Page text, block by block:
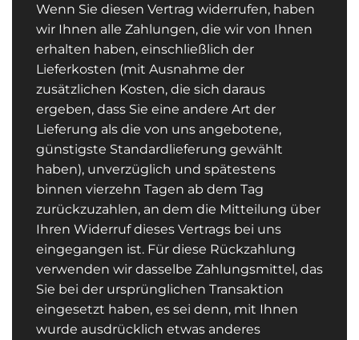
Wenn Sie diesen Vertrag widerrufen, haben
wir Ihnen alle Zahlungen, die wir von Ihnen
erhalten haben, einschließlich der
Lieferkosten (mit Ausnahme der
zusätzlichen Kosten, die sich daraus
ergeben, dass Sie eine andere Art der
Lieferung als die von uns angebotene,
günstigste Standardlieferung gewählt
haben), unverzüglich und spätestens
binnen vierzehn Tagen ab dem Tag
zurückzuzahlen, an dem die Mitteilung über
Ihren Widerruf dieses Vertrags bei uns
eingegangen ist. Für diese Rückzahlung
verwenden wir dasselbe Zahlungsmittel, das
Sie bei der ursprünglichen Transaktion
eingesetzt haben, es sei denn, mit Ihnen
wurde ausdrücklich etwas anderes